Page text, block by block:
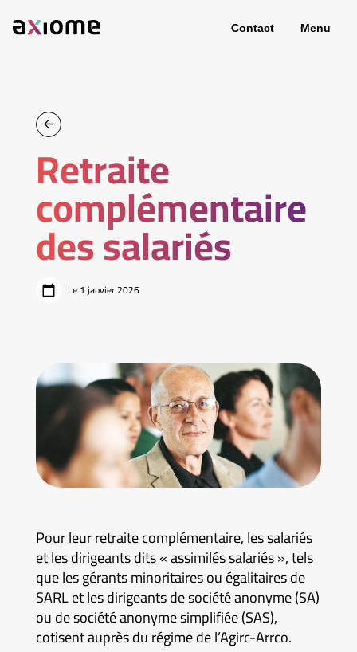
Contact Menu
Retraite
complémentaire
des salariés
Le 1 janvier 2026
Pour leur retraite complémentaire, les salariés
et les dirigeants dits « assimilés salariés », tels
que les gérants minoritaires ou égalitaires de
SARL et les dirigeants de société anonyme (SA)
ou de société anonyme simplifiée (SAS),
cotisent auprès du régime de l’Agirc-Arrco.